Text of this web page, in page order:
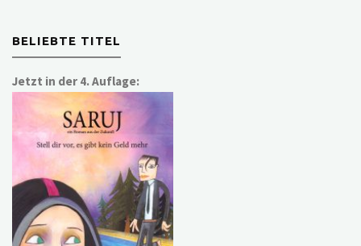
BELIEBTE TITEL
Jetzt in der 4. Auflage: